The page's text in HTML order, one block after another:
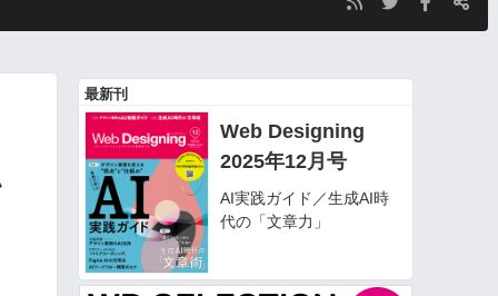
最新刊
Web Designing
2025年12月号
AI実践ガイド／生成AI時
代の「文章力」